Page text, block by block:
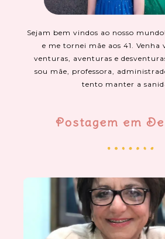
Sejam bem vindos ao nosso
e me tornei mãe aos 41. Venha
venturas, aventuras e
sou mãe, professora,
tento manter a
Postagem em